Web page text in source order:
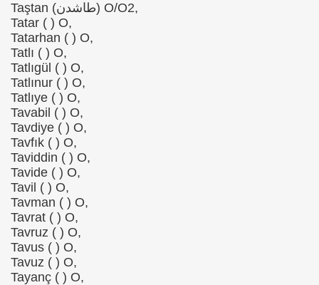
Taştan (طاشدن) O/O2,
Tatar ( ) O,
Tatarhan ( ) O,
Tatlı ( ) O,
Tatlıgül ( ) O,
Tatlınur ( ) O,
Tatlıye ( ) O,
Tavabil ( ) O,
Tavdiye ( ) O,
Tavfık ( ) O,
Taviddin ( ) O,
Tavide ( ) O,
Tavil ( ) O,
Tavman ( ) O,
Tavrat ( ) O,
Tavruz ( ) O,
Tavus ( ) O,
Tavuz ( ) O,
Tayanç ( ) O,